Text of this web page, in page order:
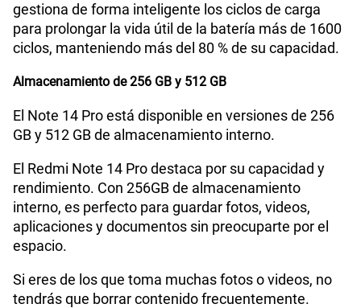
gestiona de forma inteligente los ciclos de carga
para prolongar la vida útil de la batería más de 1600
ciclos, manteniendo más del 80 % de su capacidad.
Almacenamiento de 256 GB y 512 GB
El Note 14 Pro está disponible en versiones de 256
GB y 512 GB de almacenamiento interno.
El Redmi Note 14 Pro destaca por su capacidad y
rendimiento. Con 256GB de almacenamiento
interno, es perfecto para guardar fotos, videos,
aplicaciones y documentos sin preocuparte por el
espacio.
Si eres de los que toma muchas fotos o videos, no
tendrás que borrar contenido frecuentemente.